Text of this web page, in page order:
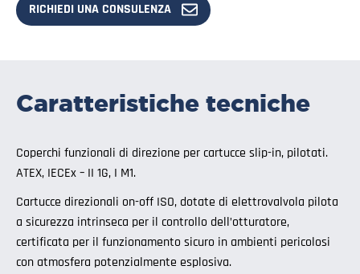
RICHIEDI UNA CONSULENZA
Caratteristiche tecniche
Coperchi funzionali di direzione per cartucce slip-in, pilotati.
ATEX, IECEx – II 1G, I M1.
Cartucce direzionali on-off ISO, dotate di elettrovalvola pilota
a sicurezza intrinseca per il controllo dell’otturatore,
certificata per il funzionamento sicuro in ambienti pericolosi
con atmosfera potenzialmente esplosiva.